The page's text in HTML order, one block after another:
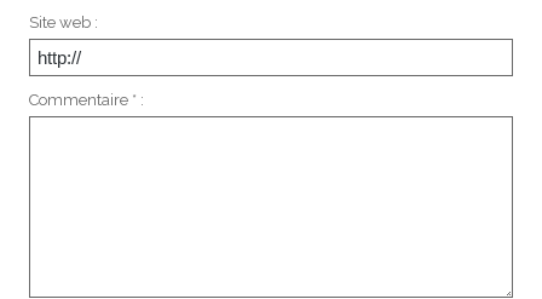
Site web :
Commentaire * :